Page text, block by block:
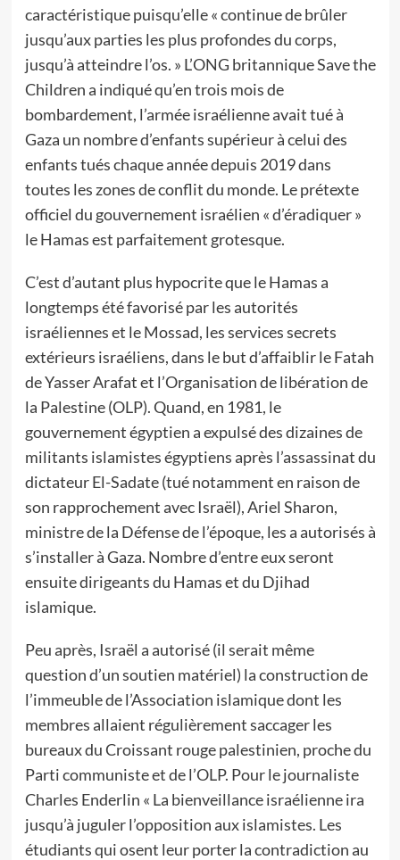
caractéristique puisqu’elle « continue de brûler
jusqu’aux parties les plus profondes du corps,
jusqu’à atteindre l’os. » L’ONG britannique Save the
Children a indiqué qu’en trois mois de
bombardement, l’armée israélienne avait tué à
Gaza un nombre d’enfants supérieur à celui des
enfants tués chaque année depuis 2019 dans
toutes les zones de conflit du monde. Le prétexte
officiel du gouvernement israélien « d’éradiquer »
le Hamas est parfaitement grotesque.
C’est d’autant plus hypocrite que le Hamas a
longtemps été favorisé par les autorités
israéliennes et le Mossad, les services secrets
extérieurs israéliens, dans le but d’affaiblir le Fatah
de Yasser Arafat et l’Organisation de libération de
la Palestine (OLP). Quand, en 1981, le
gouvernement égyptien a expulsé des dizaines de
militants islamistes égyptiens après l’assassinat du
dictateur El-Sadate (tué notamment en raison de
son rapprochement avec Israël), Ariel Sharon,
ministre de la Défense de l’époque, les a autorisés à
s’installer à Gaza. Nombre d’entre eux seront
ensuite dirigeants du Hamas et du Djihad
islamique.
Peu après, Israël a autorisé (il serait même
question d’un soutien matériel) la construction de
l’immeuble de l’Association islamique dont les
membres allaient régulièrement saccager les
bureaux du Croissant rouge palestinien, proche du
Parti communiste et de l’OLP. Pour le journaliste
Charles Enderlin « La bienveillance israélienne ira
jusqu’à juguler l’opposition aux islamistes. Les
étudiants qui osent leur porter la contradiction au